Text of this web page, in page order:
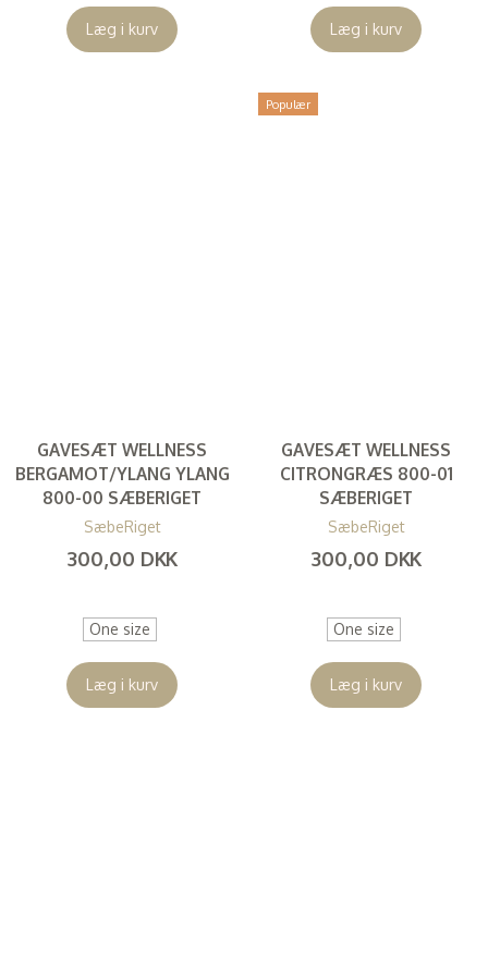
Læg i kurv Læg i kurv
GAVESÆT WELLNESS
BERGAMOT/YLANG YLANG
800-00 SÆBERIGET
SæbeRiget
300,00 DKK
One size
Læg i kurv
Populær
GAVESÆT WELLNESS
CITRONGRÆS 800-01
SÆBERIGET
SæbeRiget
300,00 DKK
One size
Læg i kurv